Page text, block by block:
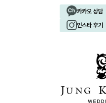
카카오 상담
인스타 후기